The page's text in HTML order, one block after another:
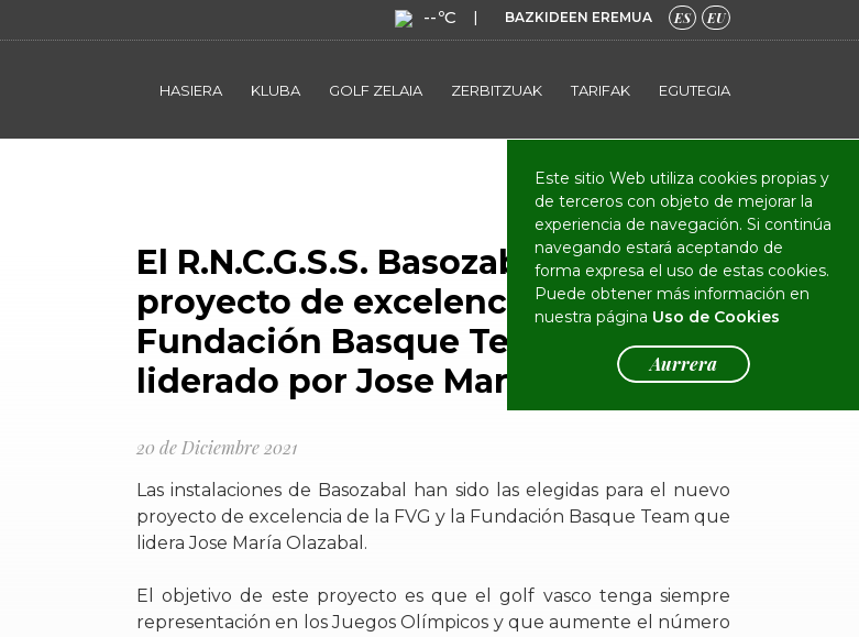
--ºC BAZKIDEEN EREMUA ES EU
HASIERA KLUBA GOLF ZELAIA ZERBITZUAK TARIFAK EGUTEGIA
Este sitio Web utiliza cookies propias y
de terceros con objeto de mejorar la
experiencia de navegación. Si continúa
navegando estará aceptando de
forma expresa el uso de estas cookies.
Puede obtener más información en
nuestra página Uso de Cookies
Aurrera
El Club Actualidad
El R.N.C.G.S.S. Basozabal sede del
proyecto de excelencia de la
Fundación Basque Team y la FVG
liderado por Jose María Olazabal
20 de Diciembre 2021
Las instalaciones de Basozabal han sido las elegidas para el nuevo
proyecto de excelencia de la FVG y la Fundación Basque Team que
lidera Jose María Olazabal.
El objetivo de este proyecto es que el golf vasco tenga siempre
representación en los Juegos Olímpicos y que aumente el número